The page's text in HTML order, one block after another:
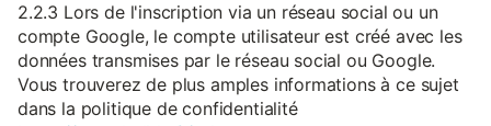
2.2.3 Lors de l'inscription via un réseau social ou un
compte Google, le compte utilisateur est créé avec les
données transmises par le réseau social ou Google.
Vous trouverez de plus amples informations à ce sujet
dans la politique de confidentialité